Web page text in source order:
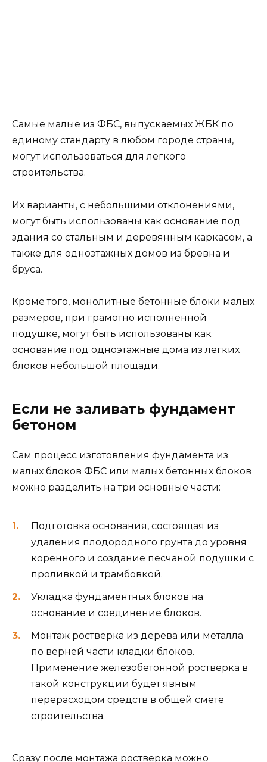
Кроме того, монолитные бетонные блоки малых
блоков небольшой площади.
Если не заливать фундамент
бетоном
малых блоков ФБС или малых бетонных блоков
можно разделить на три основные части:
Подготовка основания, состоящая из
проливкой и трамбовкой.
Укладка фундаментных блоков на
Монтаж ростверка из дерева или металла
по верней части кладки блоков.
перерасходом средств в общей смете
строительства.
Сразу после монтажа ростверка можно
приступать к монтажу нижней обвязки каркаса
дома. Естественно, согласно технологии
строительства деревянных зданий, нужно
изолировать нижний брус или венец дома. А
также привязать его к ростверку шпильками.
Отсутствие мокрых процессов в подобном
в любое время года, а не только в теплое время.